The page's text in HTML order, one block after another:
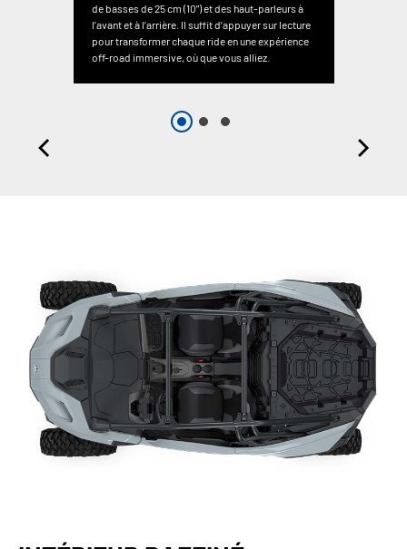
de basses de 25 cm (10”) et des haut-parleurs à
l’avant et à l’arrière. Il suffit d’appuyer sur lecture
pour transformer chaque ride en une expérience
off-road immersive, où que vous alliez.